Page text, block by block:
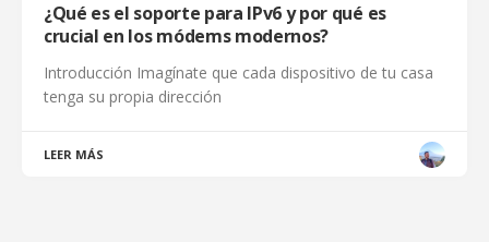
¿Qué es el soporte para IPv6 y por qué es
crucial en los módems modernos?
Introducción Imagínate que cada dispositivo de tu casa
tenga su propia dirección
LEER MÁS